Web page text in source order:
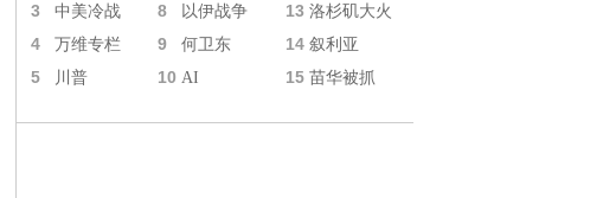
3 中美冷战 8 以伊战争 13 洛杉矶大火
4 万维专栏 9 何卫东 14 叙利亚
5 川普 10 AI 15 苗华被抓